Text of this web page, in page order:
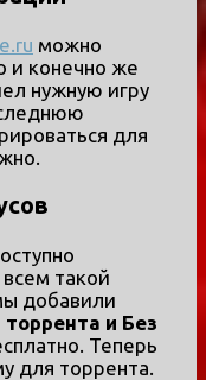
можно
и конечно же
нужную игру
для
такой
добавили
торрента и Без
Теперь
для торрента.